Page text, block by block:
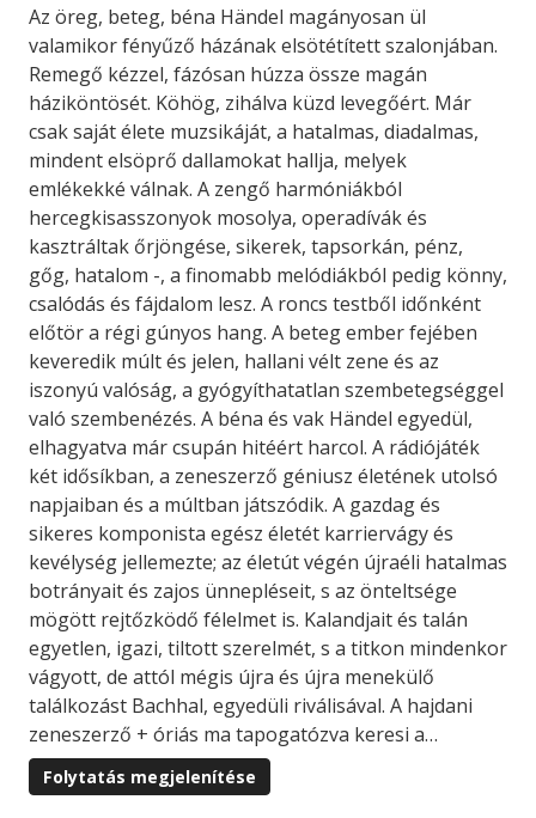
Az öreg, beteg, béna Händel magányosan ül
valamikor fényűző házának elsötétített szalonjában.
Remegő kézzel, fázósan húzza össze magán
háziköntösét. Köhög, zihálva küzd levegőért. Már
csak saját élete muzsikáját, a hatalmas, diadalmas,
mindent elsöprő dallamokat hallja, melyek
emlékekké válnak. A zengő harmóniákból
hercegkisasszonyok mosolya, operadívák és
kasztráltak őrjöngése, sikerek, tapsorkán, pénz,
gőg, hatalom -, a finomabb melódiákból pedig könny,
csalódás és fájdalom lesz. A roncs testből időnként
előtör a régi gúnyos hang. A beteg ember fejében
keveredik múlt és jelen, hallani vélt zene és az
iszonyú valóság, a gyógyíthatatlan szembetegséggel
való szembenézés. A béna és vak Händel egyedül,
elhagyatva már csupán hitéért harcol. A rádiójáték
két idősíkban, a zeneszerző géniusz életének utolsó
napjaiban és a múltban játszódik. A gazdag és
sikeres komponista egész életét karriervágy és
kevélység jellemezte; az életút végén újraéli hatalmas
botrányait és zajos ünnepléseit, s az önteltsége
mögött rejtőzködő félelmet is. Kalandjait és talán
egyetlen, igazi, tiltott szerelmét, s a titkon mindenkor
vágyott, de attól mégis újra és újra menekülő
találkozást Bachhal, egyedüli riválisával. A hajdani
zeneszerző + óriás ma tapogatózva keresi a…
Folytatás megjelenítése